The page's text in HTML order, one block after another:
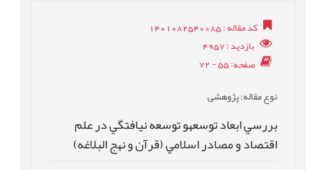
کد مقاله: 1401082540085
بازدید: 4957
صفحه: 55 - 72
نوع مقاله: پژوهشی
بررسي ابعاد توسعهو توسعه نيافتگي در علم
اقتصاد و مصادر اسلامي (قرآن و نهج البلاغه)